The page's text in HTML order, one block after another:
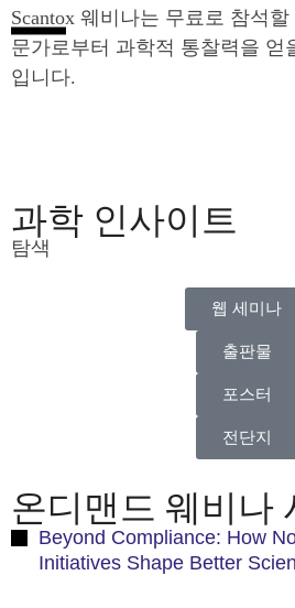
Scantox 웨비나는 무료로 참석
문가로부터 과학적 통찰력을 얻
입니다.
과학 인사이트
탐색
웹 세미나
출판물
포스터
전단지
온디맨드 웨비나
Beyond Compliance: How
Initiatives Shape Better